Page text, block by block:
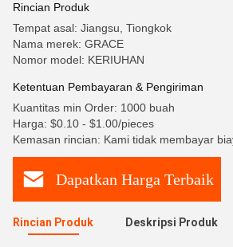
Rincian Produk
Tempat asal: Jiangsu, Tiongkok
Nama merek: GRACE
Nomor model: KERIUHAN
Ketentuan Pembayaran & Pengiriman
Kuantitas min Order: 1000 buah
Harga: $0.10 - $1.00/pieces
Kemasan rincian: Kami tidak membayar
Dapatkan Harga Terbaik
Rincian Produk Deskripsi Produk